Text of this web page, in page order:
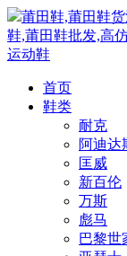
莆田鞋,莆田鞋
鞋,莆田鞋批发,高
运动鞋
首页
鞋类
耐克
阿迪达
匡威
新百伦
万斯
彪马
巴黎世